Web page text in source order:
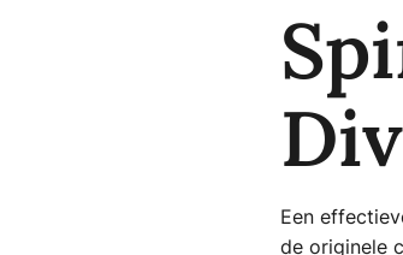
Een
de originele